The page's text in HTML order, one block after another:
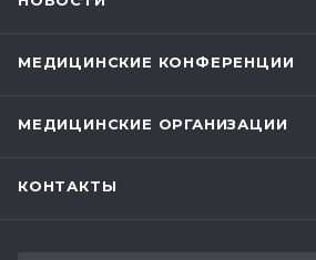
МЕДИЦИНСКИЕ КОНФЕРЕНЦИИ
МЕДИЦИНСКИЕ ОРГАНИЗАЦИИ
КОНТАКТЫ